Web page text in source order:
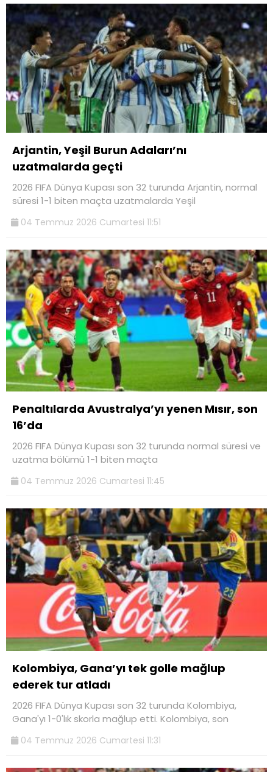
Arjantin, Yeşil Burun Adaları’nı
uzatmalarda geçti
2026 FIFA Dünya Kupası son 32 turunda Arjantin, normal
süresi 1-1 biten maçta uzatmalarda Yeşil
04 Temmuz 2026 Cumartesi 11:51
Penaltılarda Avustralya’yı yenen Mısır, son
16’da
2026 FIFA Dünya Kupası son 32 turunda normal süresi ve
uzatma bölümü 1-1 biten maçta
04 Temmuz 2026 Cumartesi 11:45
Kolombiya, Gana’yı tek golle mağlup
ederek tur atladı
2026 FIFA Dünya Kupası son 32 turunda Kolombiya,
Gana'yı 1-0'lık skorla mağlup etti. Kolombiya, son
04 Temmuz 2026 Cumartesi 11:31